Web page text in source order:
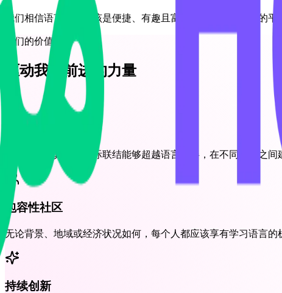
我们相信语言学习应该是便捷、有趣且富有社交性的。我们的
我们的价值观
驱动我们前进的力量
我们相信，真挚的人际联结能够超越语言障碍，在不同文化之间
包容性社区
无论背景、地域或经济状况如何，每个人都应该享有学习语言的
持续创新